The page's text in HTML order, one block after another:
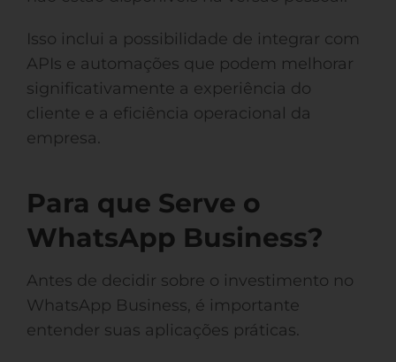
Isso inclui a possibilidade de integrar com
APIs e automações que podem melhorar
significativamente a experiência do
cliente e a eficiência operacional da
empresa.
Para que Serve o
WhatsApp Business?
Antes de decidir sobre o investimento no
WhatsApp Business, é importante
entender suas aplicações práticas.